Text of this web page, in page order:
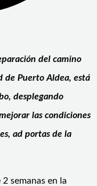
del camino
de Puerto Aldea, está
desplegando
las condiciones
ad portas de la
semanas en la